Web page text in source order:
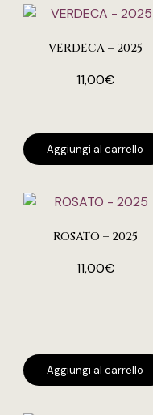
VERDECA – 2025
11,00€
Aggiungi al carrello
ROSATO – 2025
11,00€
Aggiungi al carrello